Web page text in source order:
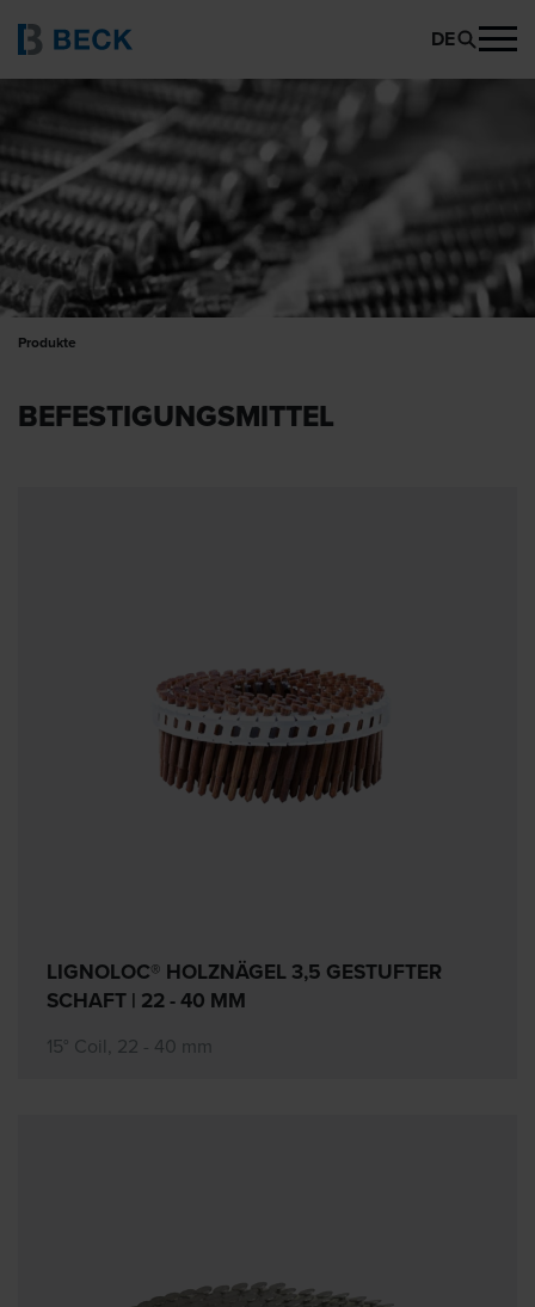
DE
Produkte
BEFESTIGUNGS­MITTEL
LIGNOLOC® HOLZNÄGEL 3,5 GESTUFTER
SCHAFT | 22 - 40 MM
15° Coil, 22 - 40 mm